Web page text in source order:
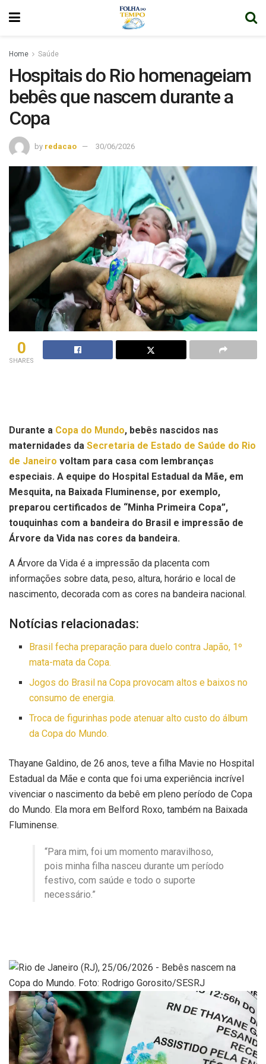
Home Saúde
Hospitais do Rio homenageiam
bebês que nascem durante a
Copa
by redacao 30/06/2026
0
SHARES
Durante a Copa do Mundo, bebês nascidos nas
maternidades da Secretaria de Estado de Saúde do Rio
de Janeiro voltam para casa com lembranças
especiais. A equipe do Hospital Estadual da Mãe, em
Mesquita, na Baixada Fluminense, por exemplo,
preparou certificados de “Minha Primeira Copa”,
touquinhas com a bandeira do Brasil e impressão de
Árvore da Vida nas cores da bandeira.
A Árvore da Vida é a impressão da placenta com
informações sobre data, peso, altura, horário e local de
nascimento, decorada com as cores na bandeira nacional.
Notícias relacionadas:
Brasil fecha preparação para duelo contra Japão, 1º
mata-mata da Copa.
Jogos do Brasil na Copa provocam altos e baixos no
consumo de energia.
Troca de figurinhas pode atenuar alto custo do álbum
da Copa do Mundo.
Thayane Galdino, de 26 anos, teve a filha Mavie no Hospital
Estadual da Mãe e conta que foi uma experiência incrível
vivenciar o nascimento da bebê em pleno período de Copa
do Mundo. Ela mora em Belford Roxo, também na Baixada
Fluminense.
“Para mim, foi um momento maravilhoso,
pois minha filha nasceu durante um período
festivo, com saúde e todo o suporte
necessário.”